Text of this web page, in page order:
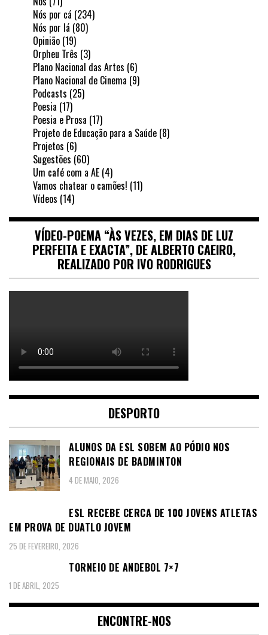
Nós por cá (234)
Nós por lá (80)
Opinião (19)
Orpheu Três (3)
Plano Nacional das Artes (6)
Plano Nacional de Cinema (9)
Podcasts (25)
Poesia (17)
Poesia e Prosa (17)
Projeto de Educação para a Saúde (8)
Projetos (6)
Sugestões (60)
Um café com a AE (4)
Vamos chatear o camões! (11)
Vídeos (14)
VÍDEO-POEMA “ÀS VEZES, EM DIAS DE LUZ
PERFEITA E EXACTA”, DE ALBERTO CAEIRO,
REALIZADO POR IVO RODRIGUES
DESPORTO
ALUNOS DA ESL SOBEM AO PÓDIO NOS
REGIONAIS DE BADMINTON
4 DE MAIO, 2026
ESL RECEBE CERCA DE 100 JOVENS ATLETAS
EM PROVA DE DUATLO JOVEM
25 DE FEVEREIRO, 2026
TORNEIO DE ANDEBOL 7×7
1 DE ABRIL, 2025
ENCONTRE-NOS